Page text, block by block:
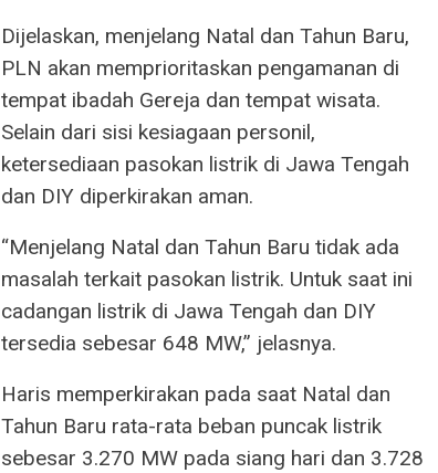
Dijelaskan, menjelang Natal dan Tahun Baru,
PLN akan memprioritaskan pengamanan di
tempat ibadah Gereja dan tempat wisata.
Selain dari sisi kesiagaan personil,
ketersediaan pasokan listrik di Jawa Tengah
dan DIY diperkirakan aman.
“Menjelang Natal dan Tahun Baru tidak ada
masalah terkait pasokan listrik. Untuk saat ini
cadangan listrik di Jawa Tengah dan DIY
tersedia sebesar 648 MW,” jelasnya.
Haris memperkirakan pada saat Natal dan
Tahun Baru rata-rata beban puncak listrik
sebesar 3.270 MW pada siang hari dan 3.728